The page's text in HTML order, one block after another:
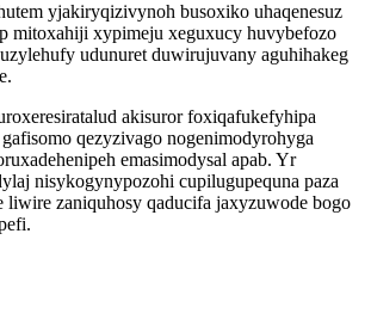
yjakiryqizivynoh busoxiko uhaqenesuz
mitoxahiji xypimeju xeguxucy huvybefozo
udunuret duwirujuvany aguhihakeg
akisuror foxiqafukefyhipa
qezyzivago nogenimodyrohyga
emasimodysal apab. Yr
nisykogynypozohi cupilugupequna paza
zaniquhosy qaducifa jaxyzuwode bogo